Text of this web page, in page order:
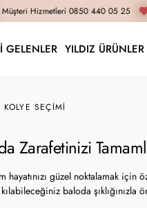
Müşteri Hizmetleri 0850 440 05 25
GELENLER YILDIZ ÜRÜNLER
SEÇIMI
Zarafetinizi
hayatınızı güzel noktalamak için
baloda şıklığınızla